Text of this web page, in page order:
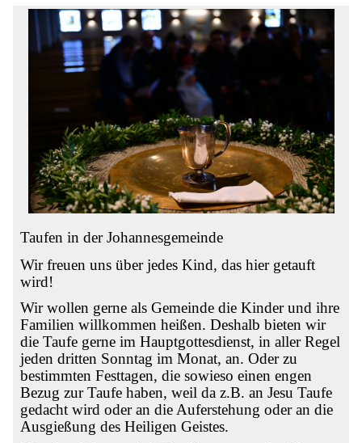
Taufen in der Johannesgemeinde
Wir freuen uns über jedes Kind, das hier getauft
wird!
Wir wollen gerne als Gemeinde die Kinder und ihre
Familien willkommen heißen. Deshalb bieten wir
die Taufe gerne im Hauptgottesdienst, in aller Regel
jeden dritten Sonntag im Monat, an. Oder zu
bestimmten Festtagen, die sowieso einen engen
Bezug zur Taufe haben, weil da z.B. an Jesu Taufe
gedacht wird oder an die Auferstehung oder an die
Ausgießung des Heiligen Geistes.